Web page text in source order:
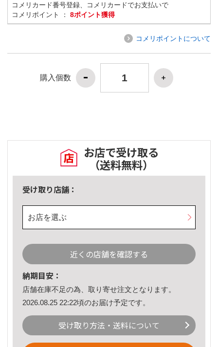
コメリカード番号登録、コメリカードでお支払いで
コメリポイント ： 8ポイント獲得
コメリポイントについて
購入個数
お店で受け取る
（送料無料）
受け取り店舗：
お店を選ぶ
近くの店舗を確認する
納期目安：
店舗在庫不足の為、取り寄せ注文となります。
2026.08.25 22:22頃のお届け予定です。
受け取り方法・送料について